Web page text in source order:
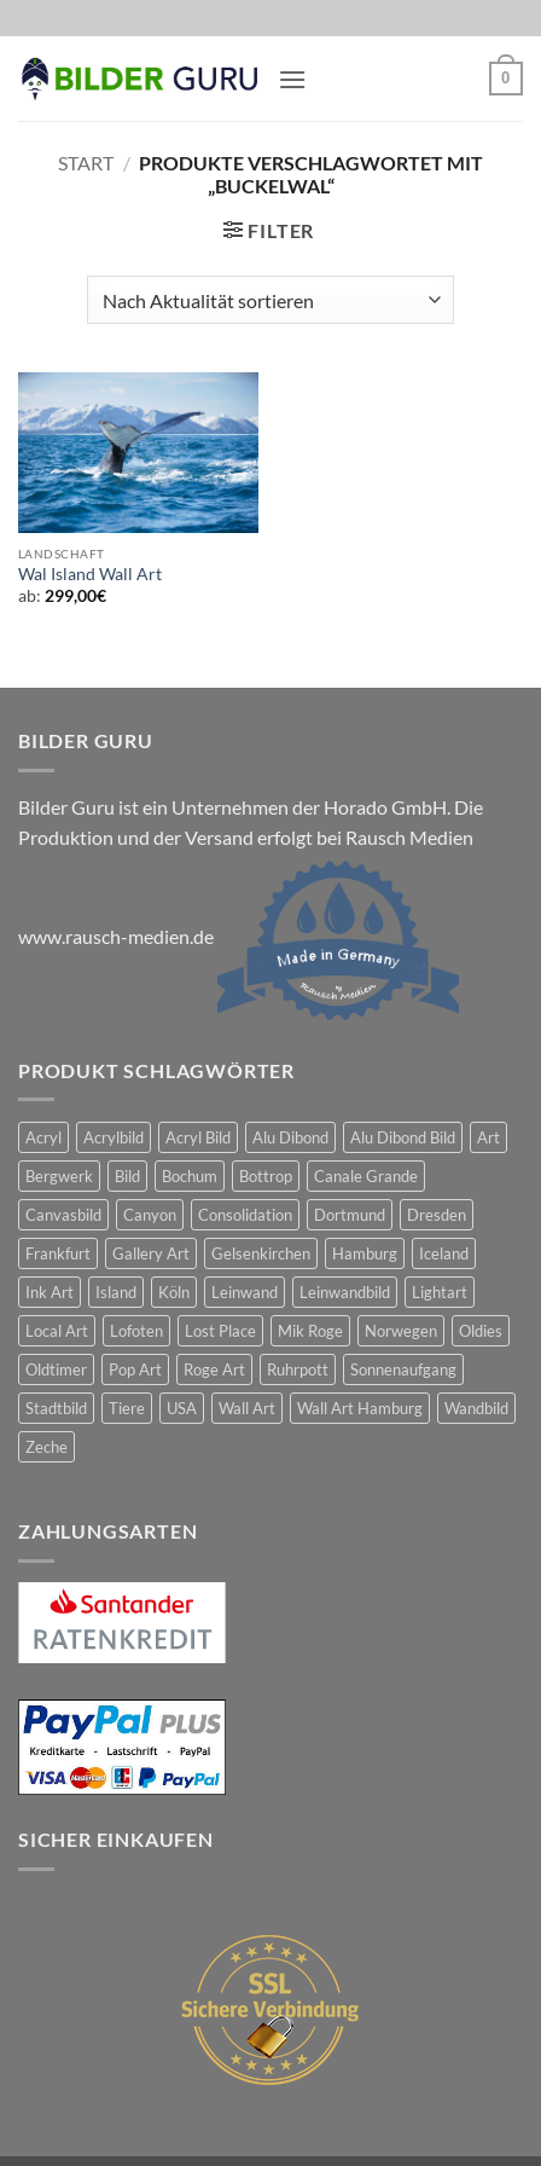
Inhalt
springen
0
START / PRODUKTE VERSCHLAGWORTET MIT
„BUCKELWAL“
FILTER
LANDSCHAFT
Wal Island Wall Art
ab: 299,00€
BILDER GURU
Bilder Guru ist ein Unternehmen der Horado GmbH. Die
Produktion und der Versand erfolgt bei Rausch Medien
www.rausch-medien.de
PRODUKT SCHLAGWÖRTER
Acryl Acrylbild Acryl Bild Alu Dibond Alu Dibond Bild
Art
Bergwerk
Bild Bochum Bottrop
Canale Grande
Canvasbild
Canyon Consolidation Dortmund
Dresden
Frankfurt
Gallery Art Gelsenkirchen Hamburg
Iceland
Ink Art
Island Köln Leinwand Leinwandbild
Lightart
Local Art
Lofoten Lost Place Mik Roge Norwegen
Oldies
Oldtimer
Pop Art Roge Art Ruhrpott
Sonnenaufgang
Stadtbild
Tiere USA Wall Art Wall Art Hamburg
Wandbild
Zeche
ZAHLUNGSARTEN
SICHER EINKAUFEN